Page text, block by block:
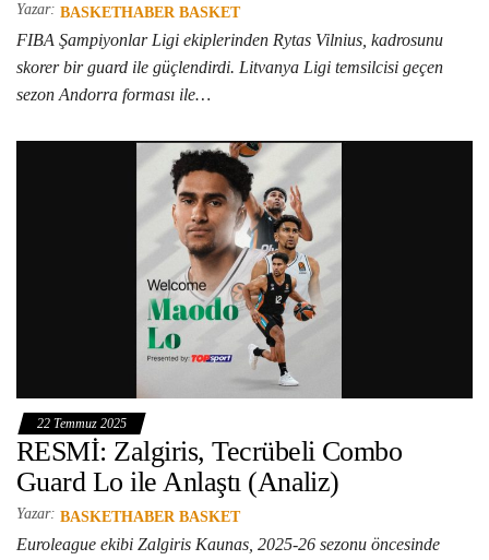
Yazar: BASKETHABER BASKET
FIBA Şampiyonlar Ligi ekiplerinden Rytas Vilnius, kadrosunu
skorer bir guard ile güçlendirdi. Litvanya Ligi temsilcisi geçen
sezon Andorra forması ile…
22 Temmuz 2025
RESMİ: Zalgiris, Tecrübeli Combo
Guard Lo ile Anlaştı (Analiz)
Yazar: BASKETHABER BASKET
Euroleague ekibi Zalgiris Kaunas, 2025-26 sezonu öncesinde